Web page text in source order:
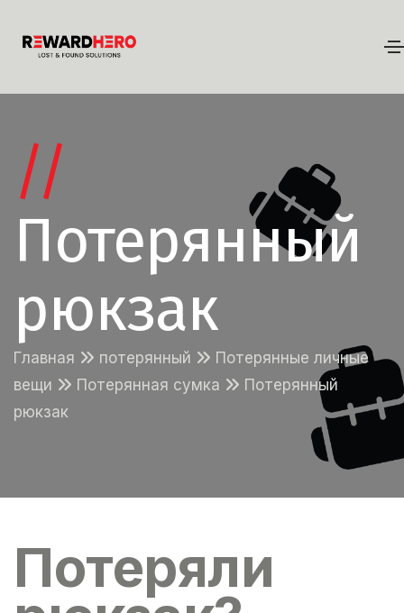
//
Потерянный
рюкзак
Главная потерянный
Потерянные личные
вещи
Потерянная сумка
Потерянный
рюкзак
Потеряли